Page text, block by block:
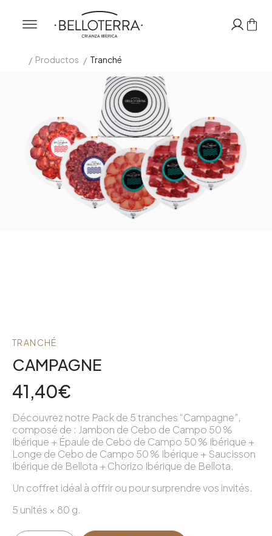
Inicio/ Productos / Tranché
TRANCHÉ
CAMPAGNE
41,40€
Découvrez notre Pack de 5 tranches “Campagne”,
composé de : Jambon de Cebo de Campo 50 %
Ibérique + Épaule de Cebo de Campo 50 % Ibérique +
Longe de Cebo de Campo 50 % Ibérique + Saucisson
Ibérique de Bellota + Chorizo Ibérique de Bellota.
Un coffret idéal à offrir ou pour surprendre vos invités.
5 unités × 80 g.